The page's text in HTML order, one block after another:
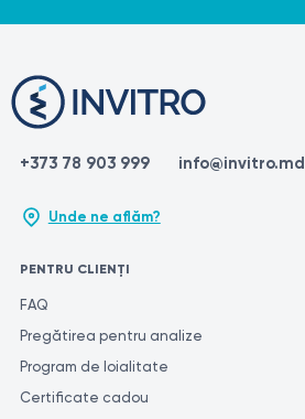
+373 78 903 999 info@invitro.md
Unde ne aflăm?
PENTRU CLIENȚI
FAQ
Pregătirea pentru analize
Program de loialitate
Certificate cadou